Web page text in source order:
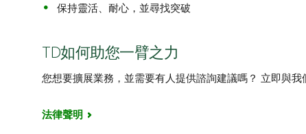
保持靈活、耐心，並尋找突破
TD如何助您一臂之力
您想要擴展業務，並需要有人提供諮詢建議嗎？ 立即與我
法律聲明